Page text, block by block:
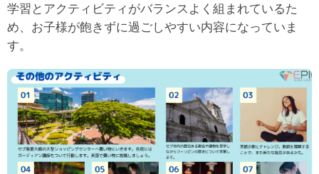
学習とアクティビティがバランスよく組まれているた
め、お子様が飽きずに過ごしやすい内容になっていま
す。